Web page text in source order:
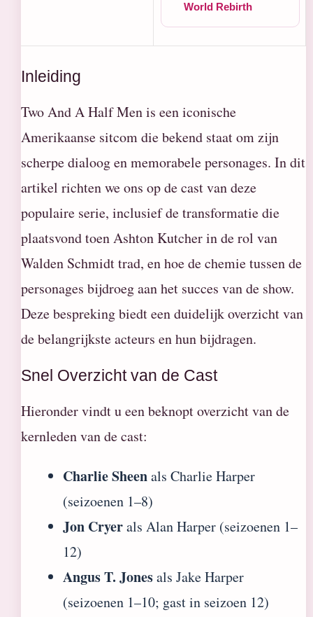
World Rebirth
Inleiding
Two And A Half Men is een iconische
Amerikaanse sitcom die bekend staat om zijn
scherpe dialoog en memorabele personages. In dit
artikel richten we ons op de cast van deze
populaire serie, inclusief de transformatie die
plaatsvond toen Ashton Kutcher in de rol van
Walden Schmidt trad, en hoe de chemie tussen de
personages bijdroeg aan het succes van de show.
Deze bespreking biedt een duidelijk overzicht van
de belangrijkste acteurs en hun bijdragen.
Snel Overzicht van de Cast
Hieronder vindt u een beknopt overzicht van de
kernleden van de cast:
Charlie Sheenals Charlie Harper
(seizoenen 1–8)
Jon Cryerals Alan Harper (seizoenen 1–
12)
Angus T. Jonesals Jake Harper
(seizoenen 1–10; gast in seizoen 12)